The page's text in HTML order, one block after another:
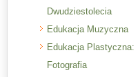
Dwudziestolecia
Edukacja Muzyczna
Edukacja Plastyczna:
Fotografia